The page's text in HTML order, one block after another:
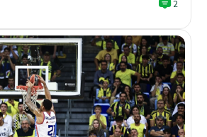
2